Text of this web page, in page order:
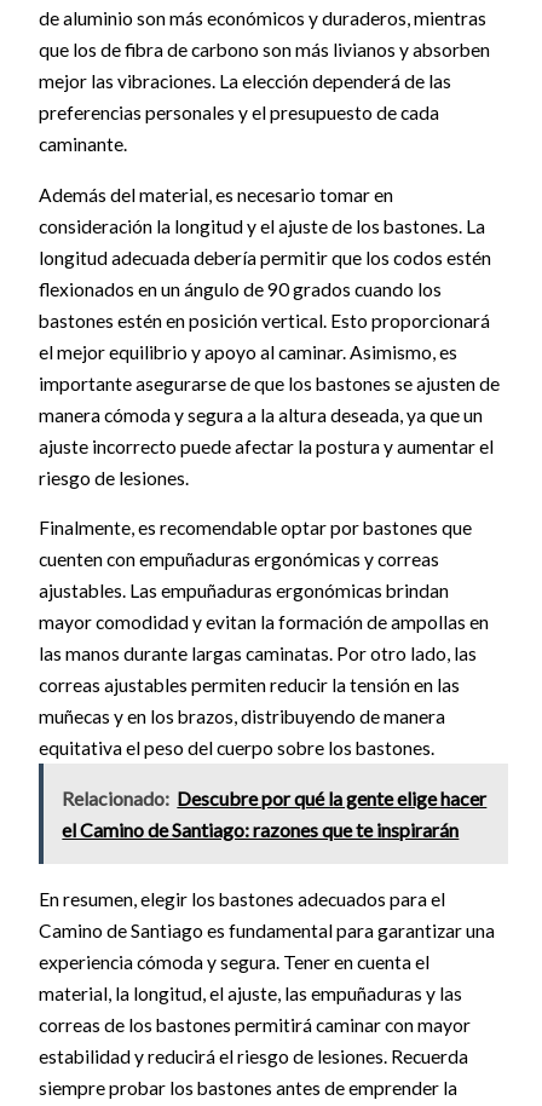
de aluminio son más económicos y duraderos, mientras
que los de fibra de carbono son más livianos y absorben
mejor las vibraciones. La elección dependerá de las
preferencias personales y el presupuesto de cada
caminante.
Además del material, es necesario tomar en
consideración la longitud y el ajuste de los bastones. La
longitud adecuada debería permitir que los codos estén
flexionados en un ángulo de 90 grados cuando los
bastones estén en posición vertical. Esto proporcionará
el mejor equilibrio y apoyo al caminar. Asimismo, es
importante asegurarse de que los bastones se ajusten de
manera cómoda y segura a la altura deseada, ya que un
ajuste incorrecto puede afectar la postura y aumentar el
riesgo de lesiones.
Finalmente, es recomendable optar por bastones que
cuenten con empuñaduras ergonómicas y correas
ajustables. Las empuñaduras ergonómicas brindan
mayor comodidad y evitan la formación de ampollas en
las manos durante largas caminatas. Por otro lado, las
correas ajustables permiten reducir la tensión en las
muñecas y en los brazos, distribuyendo de manera
equitativa el peso del cuerpo sobre los bastones.
Relacionado: Descubre por qué la gente elige hacer
el Camino de Santiago: razones que te inspirarán
En resumen, elegir los bastones adecuados para el
Camino de Santiago es fundamental para garantizar una
experiencia cómoda y segura. Tener en cuenta el
material, la longitud, el ajuste, las empuñaduras y las
correas de los bastones permitirá caminar con mayor
estabilidad y reducirá el riesgo de lesiones. Recuerda
siempre probar los bastones antes de emprender la